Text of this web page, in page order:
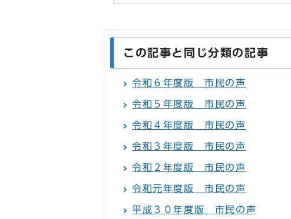
この記事と同じ分類の記事
令和６年度版 市民の声
令和５年度版 市民の声
令和４年度版 市民の声
令和３年度版 市民の声
令和２年度版 市民の声
令和元年度版 市民の声
平成３０年度版 市民の声